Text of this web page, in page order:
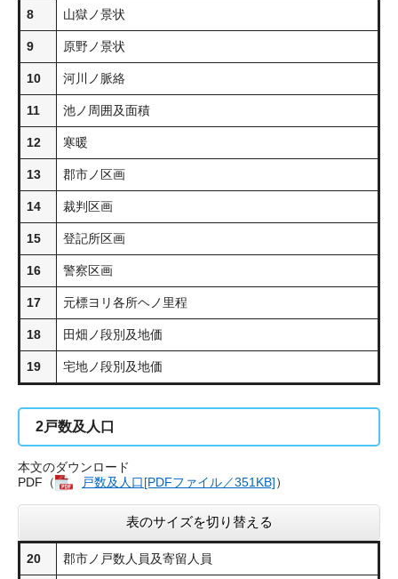
8 山獄ノ景状
9 原野ノ景状
10 河川ノ脈絡
11 池ノ周囲及面積
12 寒暖
13 郡市ノ区画
14 裁判区画
15 登記所区画
16 警察区画
17 元標ヨリ各所ヘノ里程
18 田畑ノ段別及地価
19 宅地ノ段別及地価
2戸数及人口
本文のダウンロード
PDF（
戸数及人口​[PDFファイル／351KB]）
表のサイズを切り替える
20 郡市ノ戸数人員及寄留人員